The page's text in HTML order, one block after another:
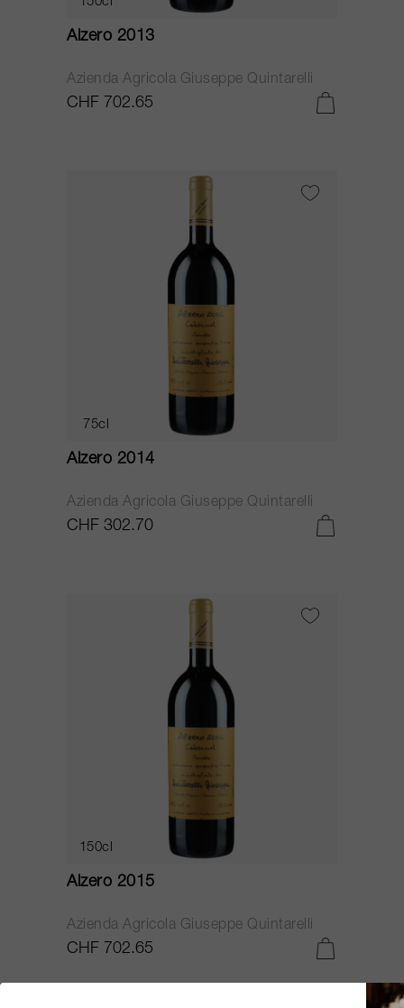
Alzero 2013
Azienda Agricola Giuseppe Quintarelli
CHF 702.65
75cl
Alzero 2014
Azienda Agricola Giuseppe Quintarelli
CHF 302.70
150cl
Alzero 2015
Azienda Agricola Giuseppe Quintarelli
CHF 702.65